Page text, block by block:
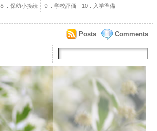
８．保幼小接続 ９．学校評価
10．入学準備
Comments
Posts